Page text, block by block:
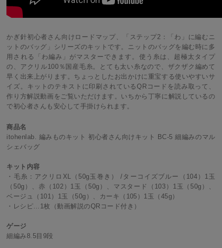
かぎ針初心者さん向けロードマップ、「ステップ2：「わ」に編むニ
ットのバッグ」シリーズのキットです。ニットのバッグを編む時に多
用される「わ編み」がマスターできます。使う糸は、超極太タイプ
の、アクリル100％国産毛糸。とても太い糸なので、ザクザク編めて
早く出来上がります。ちょっとしたお出かけに重宝する使いやすいサ
イズ。キットのテキストに印刷されているQRコードを読み取って、
作り方解説動画をご覧いただけます。いちから丁寧に解説しているの
で初心者さんも安心して手掛けられます。
商品名
itohenlab. 編みものキット 初心者さん向けキット BC-5 細編みのマル
シェバッグ
キット内容
・毛糸：アクリロXL（50g玉巻き） /ターコイズブルー（104）1玉
（50g）、赤（102）1玉（50g）、マスタード（103）1玉（50g）、
ベージュ（101）1玉（50g）、カーキ（105）1玉（45g）
・レシピ…1枚（動画解説のQRコード付き）
ゲージ
細編み8.5目9段